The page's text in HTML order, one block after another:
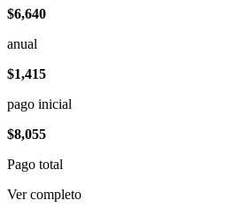
$6,640
anual
$1,415
pago inicial
$8,055
Pago total
Ver completo